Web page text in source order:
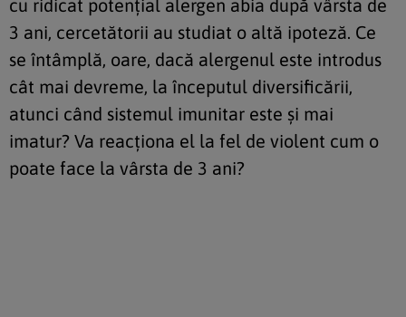
cu ridicat potențial alergen abia după vârsta de
3 ani, cercetătorii au studiat o altă ipoteză. Ce
se întâmplă, oare, dacă alergenul este introdus
cât mai devreme, la începutul diversificării,
atunci când sistemul imunitar este și mai
imatur? Va reacționa el la fel de violent cum o
poate face la vârsta de 3 ani?